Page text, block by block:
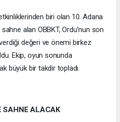
biri olan 10. Adana
alan OBBKT, Ordu’nun son
değeri ve önemi birkez
Ekip, oyun sonunda
büyük bir takdir topladı.
SAHNE ALACAK